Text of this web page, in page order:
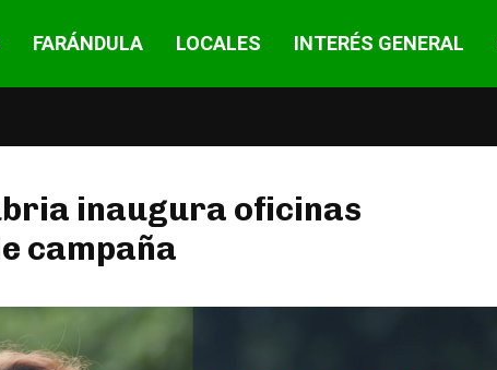
FARÁNDULA LOCALES INTERÉS GENERAL
inaugura oficinas
campaña